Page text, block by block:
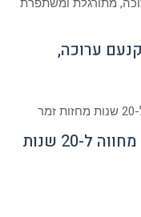
ערוכה,
קיץ של תרבות ביקנעם – מופע מחווה ל-20 שנות